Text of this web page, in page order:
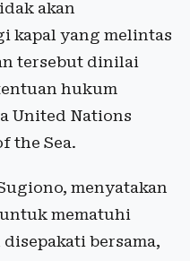
akan
kapal yang melintas
tersebut dinilai
hukum
United Nations
the Sea.
menyatakan
mematuhi
bersama,